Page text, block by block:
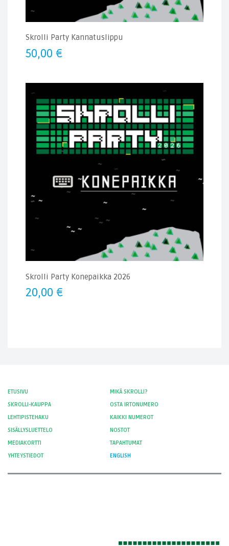
Skrolli Party Kannatuslippu
50,00 €
Skrolli Party Konepaikka 2026
20,00 €
ETUSIVU
MIKÄ SKROLLI?
SKROLLI-KAUPPA
OSTA IRTONUMERO
LEHTIPISTEHAKU
KAIKKI NUMEROT
SISÄLLYSLUETTELO
NOSTOT
MEDIAKORTTI
TAPAHTUMAT
YHTEYSTIEDOT
ENGLISH